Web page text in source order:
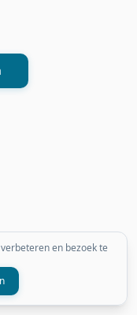
en bezoek te